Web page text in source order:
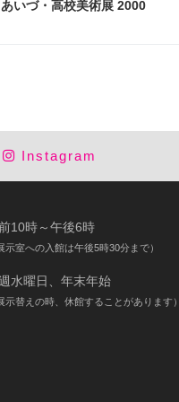
あいづ・高校美術展 2000
Instagram
10時～午後6時
示室への入館は午後5時30分まで）
水曜日、年末年始
示替えの時、休館することがあります）